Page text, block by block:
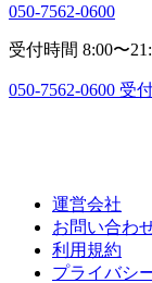
050-7562-0600
受付時間 8:00〜
050-7562-0600 受
運営会社
お問い合わ
利用規約
プライバシ